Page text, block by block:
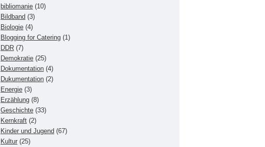
bibliomanie (10)
Bildband (3)
Biologie (4)
Blogging for Catering (1)
DDR (7)
Demokratie (25)
Dokumentation (4)
Dukumentation (2)
Energie (3)
Erzählung (8)
Geschichte (33)
Kernkraft (2)
Kinder und Jugend (67)
Kultur (25)